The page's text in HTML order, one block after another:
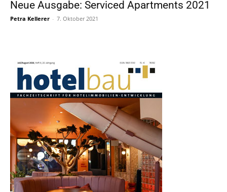
Neue Ausgabe: Serviced Apartments 2021
Petra Kellerer - 7. Oktober 2021